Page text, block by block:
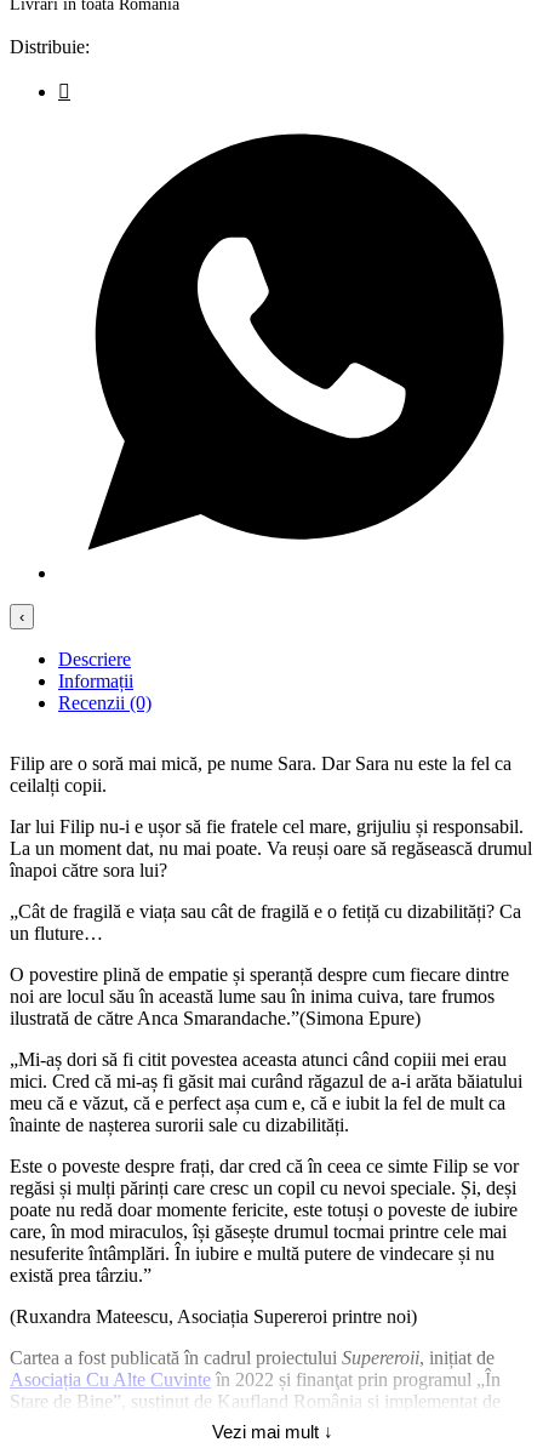
Livrări în toată România
Distribuie:
‹
Descriere
Informații
Recenzii (0)
Filip are o soră mai mică, pe nume Sara. Dar Sara nu este la fel ca
ceilalți copii.
Iar lui Filip nu-i e ușor să fie fratele cel mare, grijuliu și responsabil.
La un moment dat, nu mai poate. Va reuși oare să regăsească drumul
înapoi către sora lui?
„Cât de fragilă e viața sau cât de fragilă e o fetiță cu dizabilități? Ca
un fluture…
O povestire plină de empatie și speranță despre cum fiecare dintre
noi are locul său în această lume sau în inima cuiva, tare frumos
ilustrată de către Anca Smarandache.”(Simona Epure)
„Mi-aș dori să fi citit povestea aceasta atunci când copiii mei erau
mici. Cred că mi-aș fi găsit mai curând răgazul de a-i arăta băiatului
meu că e văzut, că e perfect așa cum e, că e iubit la fel de mult ca
înainte de nașterea surorii sale cu dizabilități.
Este o poveste despre frați, dar cred că în ceea ce simte Filip se vor
regăsi și mulți părinți care cresc un copil cu nevoi speciale. Și, deși
poate nu redă doar momente fericite, este totuși o poveste de iubire
care, în mod miraculos, își găsește drumul tocmai printre cele mai
nesuferite întâmplări. În iubire e multă putere de vindecare și nu
există prea târziu.”
(Ruxandra Mateescu, Asociația Supereroi printre noi)
Cartea a fost publicată în cadrul proiectului Supereroii, inițiat de
Asociația Cu Alte Cuvinte în 2022 și finanţat prin programul „În
Stare de Bine”, susținut de Kaufland România și implementat de
Fundaţia Pentru Dezvoltarea Societății Civile.
Vezi mai mult ↓